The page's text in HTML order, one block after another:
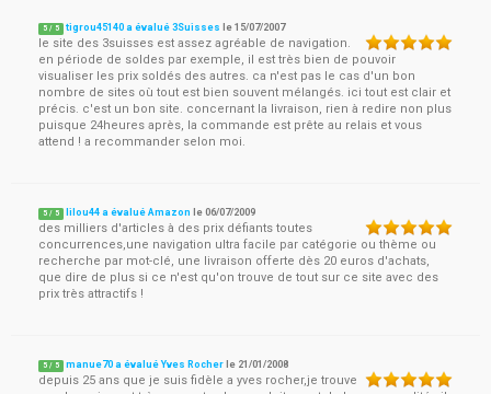
5 / 5 tigrou45140 a évalué 3Suisses le15/07/2007
le site des 3suisses est assez agréable de navigation.
en période de soldes par exemple, il est très bien de pouvoir
visualiser les prix soldés des autres. ca n'est pas le cas d'un bon
nombre de sites où tout est bien souvent mélangés. ici tout est clair et
précis. c'est un bon site. concernant la livraison, rien à redire non plus
puisque 24heures après, la commande est prête au relais et vous
attend ! a recommander selon moi.
5 / 5 lilou44 a évalué Amazon le06/07/2009
des milliers d'articles à des prix défiants toutes
concurrences,une navigation ultra facile par catégorie ou thème ou
recherche par mot-clé, une livraison offerte dès 20 euros d'achats,
que dire de plus si ce n'est qu'on trouve de tout sur ce site avec des
prix très attractifs !
5 / 5 manue70 a évalué Yves Rocher le 21/01/2008
depuis 25 ans que je suis fidèle a yves rocher,je trouve